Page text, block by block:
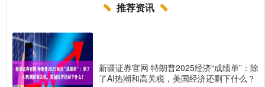
推荐资讯
新疆证券官网 特朗普2025经济“成绩单”：除
了AI热潮和高关税，美国经济还剩下什么？